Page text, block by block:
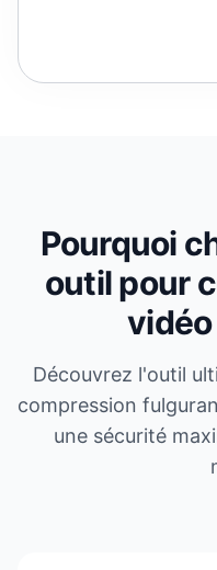
Pourquoi
outil pour
vidéo
Découvrez l'outil
compression
une sécurité